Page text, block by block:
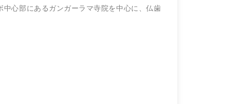
心部にあるガンガーラマ寺院を中心に、仏歯